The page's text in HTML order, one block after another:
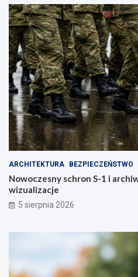
ARCHITEKTURA BEZPIECZEŃSTWO
Nowoczesny schron S-1 i
wizualizacje
5 sierpnia 2026